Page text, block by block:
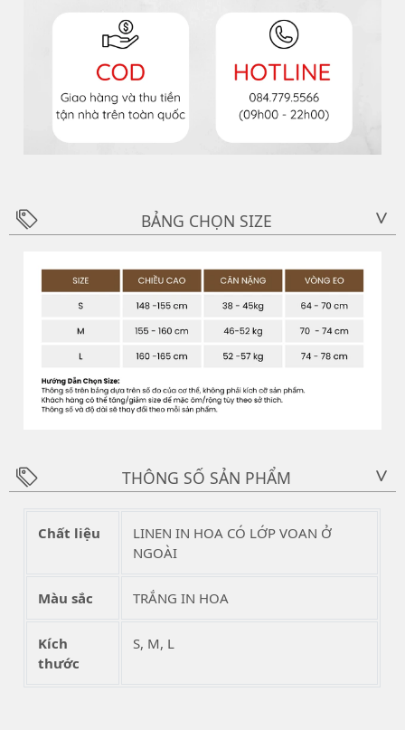
BẢNG CHỌN SIZE >
THÔNG SỐ SẢN PHẨM >
Chất liệu
LINEN IN HOA CÓ LỚP VOAN Ở
NGOÀI
Màu sắc TRẮNG IN HOA
Kích
thước
S, M, L